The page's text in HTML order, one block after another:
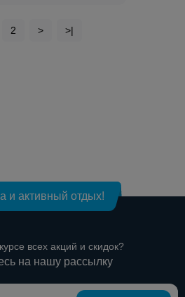
2 > >|
и активный отдых!
всех акций и скидок?
на нашу рассылку